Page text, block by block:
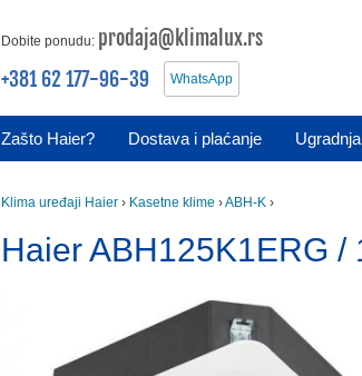
Dobite ponudu: prodaja@klimalux.rs
+381 62 177-96-39
WhatsApp
Zašto Haier? Dostava i plaćanje Ugradnja
Klima uređaji Haier › Kasetne klime ›ABH-K ›
Haier ABH125K1ERG /